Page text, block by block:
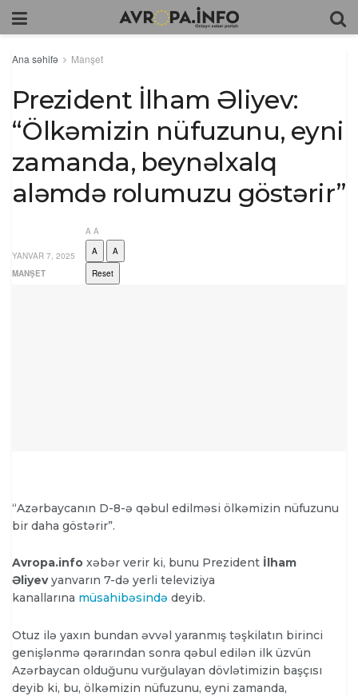
Ana səhifə Manşet
Prezident İlham Əliyev:
“Ölkəmizin nüfuzunu, eyni
zamanda, beynəlxalq
aləmdə rolumuzu göstərir”
YANVAR 7, 2025
MANŞET
A A
A
A
Reset
“Azərbaycanın D-8-ə qəbul edilməsi ölkəmizin nüfuzunu
bir daha göstərir”.
Avropa.info xəbər verir ki, bunu Prezident İlham
Əliyevyanvarın 7-də yerli televiziya
kanallarına müsahibəsində deyib.
Otuz ilə yaxın bundan əvvəl yaranmış təşkilatın birinci
genişlənmə qərarından sonra qəbul edilən ilk üzvün
Azərbaycan olduğunu vurğulayan dövlətimizin başçısı
deyib ki, bu, ölkəmizin nüfuzunu, eyni zamanda,